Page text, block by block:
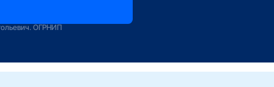
ОГРНИП